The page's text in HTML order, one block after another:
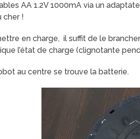
AA 1.2V 1000mA via un
cher !
en charge, il suffit de le
l’état de charge (clignotante
au centre se trouve la batterie.